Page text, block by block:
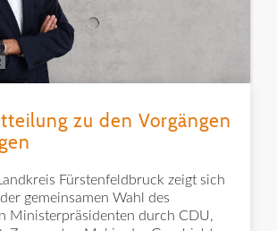
zu den Vorgängen
Fürstenfeldbruck zeigt sich
gemeinsamen Wahl des
Ministerpräsidenten durch CDU,